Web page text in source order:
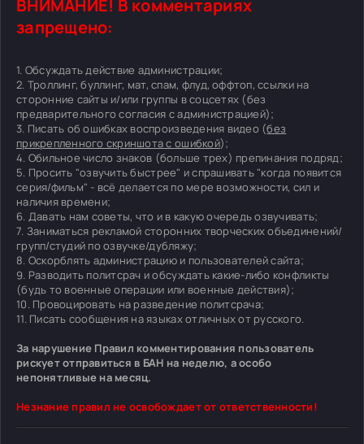
ВНИМАНИЕ! В комментариях
запрещено:
1. Обсуждать действие администрации;
2. Троллинг, буллинг, мат, спам, флуд, оффтоп, ссылки на
сторонние сайты и/или группы в соцсетях (без
предварительного согласия с администрацией);
3. Писать об ошибках воспроизведения видео (без
прикрепленного скриншота с ошибкой);
4. Обильное число знаков (больше трех) препинания подряд;
5. Просить "озвучить быстрее" и спрашивать "когда появится
серия/фильм" - всё делается по мере возможности, сил и
наличия времени;
6. Давать нам советы, что и в какую очередь озвучивать;
7. Заниматься рекламой сторонних творческих объединений/
групп/студий по озвучке/дубляжу;
8. Оскорблять администрацию и пользователей сайта;
9. Разводить политсрач и обсуждать какие-либо конфликты
(будь то военные операции или военные действия);
10. Провоцировать на разведение политсрача;
11. Писать сообщения на языках отличных от русского.
За нарушение Правил комментирования пользователь
рискует отправиться в БАН на неделю, а особо
непонятливые на месяц.
Незнание правил не освобождает от ответственности!